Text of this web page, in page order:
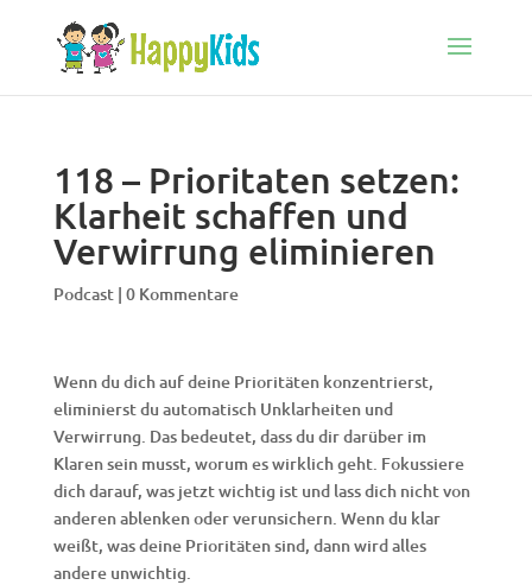
118 – Prioritaten setzen:
Klarheit schaffen und
Verwirrung eliminieren
Podcast| 0 Kommentare
Wenn du dich auf deine Prioritäten konzentrierst,
eliminierst du automatisch Unklarheiten und
Verwirrung. Das bedeutet, dass du dir darüber im
Klaren sein musst, worum es wirklich geht. Fokussiere
dich darauf, was jetzt wichtig ist und lass dich nicht von
anderen ablenken oder verunsichern. Wenn du klar
weißt, was deine Prioritäten sind, dann wird alles
andere unwichtig.